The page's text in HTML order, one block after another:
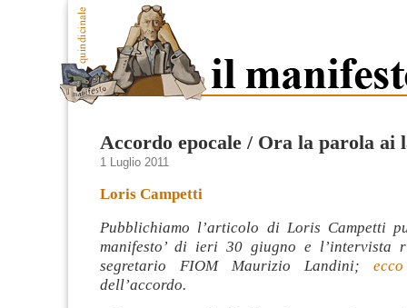
Accordo epocale / Ora la parola ai
1 Luglio 2011
Loris Campetti
Pubblichiamo l’articolo di Loris Campetti
manifesto’ di ieri 30 giugno e l’intervista
segretario FIOM Maurizio Landini;
dell’accordo.